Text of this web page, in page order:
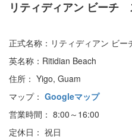
リティディアン ビーチ
正式名称：リティディアン ビー
英名称：Ritidian Beach
住所： Yigo, Guam
マップ： Googleマップ
営業時間： 8:00～16:00
定休日： 祝日